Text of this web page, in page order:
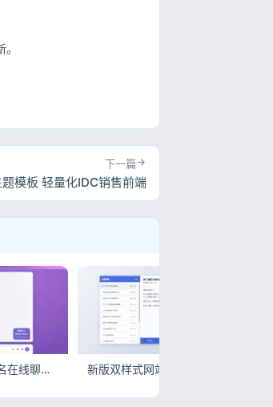
下一篇
模板 轻量化IDC销售前端
全新高颜值UI匿名在线聊天室源码 轻量化无冗余代码全开源可二开